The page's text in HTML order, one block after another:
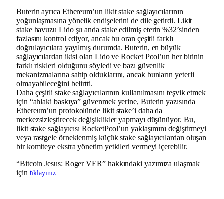
Buterin ayrıca Ethereum’un likit stake sağlayıcılarının
yoğunlaşmasına yönelik endişelerini de dile getirdi. Likit
stake havuzu Lido şu anda stake edilmiş eterin %32’sinden
fazlasını kontrol ediyor, ancak bu oran çeşitli farklı
doğrulayıcılara yayılmış durumda. Buterin, en büyük
sağlayıcılardan ikisi olan Lido ve Rocket Pool’un her birinin
farklı riskleri olduğunu söyledi ve bazı güvenlik
mekanizmalarına sahip olduklarını, ancak bunların yeterli
olmayabileceğini belirtti.
Daha çeşitli stake sağlayıcılarının kullanılmasını teşvik etmek
için “ahlaki baskıya” güvenmek yerine, Buterin yazısında
Ethereum’un protokolünde likit stake’i daha da
merkezsizleştirecek değişiklikler yapmayı düşünüyor. Bu,
likit stake sağlayıcısı RocketPool’un yaklaşımını değiştirmeyi
veya rastgele örneklenmiş küçük stake sağlayıcılardan oluşan
bir komiteye ekstra yönetim yetkileri vermeyi içerebilir.
“Bitcoin Jesus: Roger VER” hakkındaki yazımıza ulaşmak
için tıklayınız.